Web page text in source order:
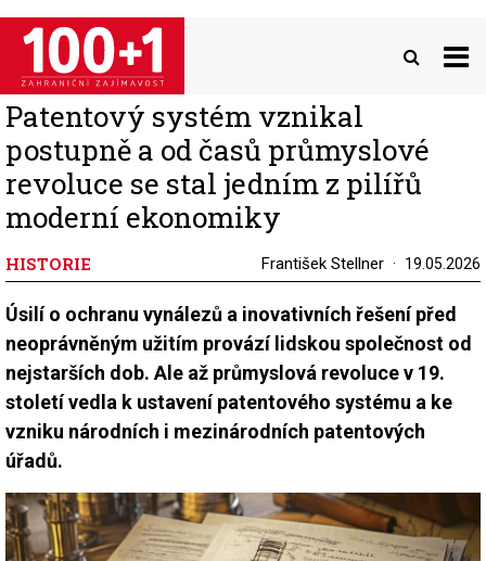
Přejít
hlavnímu
obsahu
Patentový systém vznikal
postupně a od časů průmyslové
revoluce se stal jedním z pilířů
moderní ekonomiky
HISTORIE František Stellner 19.05.2026
Úsilí o ochranu vynálezů a inovativních řešení před
neoprávněným užitím provází lidskou společnost od
nejstarších dob. Ale až průmyslová revoluce v 19.
století vedla k ustavení patentového systému a ke
vzniku národních i mezinárodních patentových
úřadů.